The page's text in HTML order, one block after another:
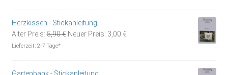
Herzkissen - Stickanleitung
Alter Preis: 5,90€ Ursprünglicher
Neuer Preis: 3,00 €Aktueller
Lieferzeit: 2-7 Tage*
Gartenbank - Stickanleitung